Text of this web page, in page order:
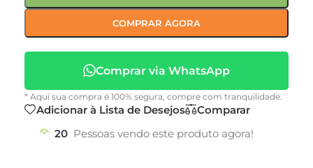
COMPRAR AGORA
Comprar via WhatsApp
* Aqui sua compra é 100% segura, compre com tranquilidade.
Adicionar à Lista de Desejos
Comparar
20 Pessoas vendo este produto agora!